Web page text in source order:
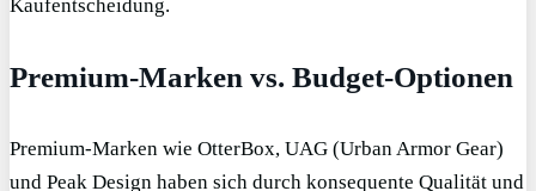
Kaufentscheidung.
Premium-Marken vs. Budget-Optionen
Premium-Marken wie OtterBox, UAG (Urban Armor Gear)
und Peak Design haben sich durch konsequente Qualität und